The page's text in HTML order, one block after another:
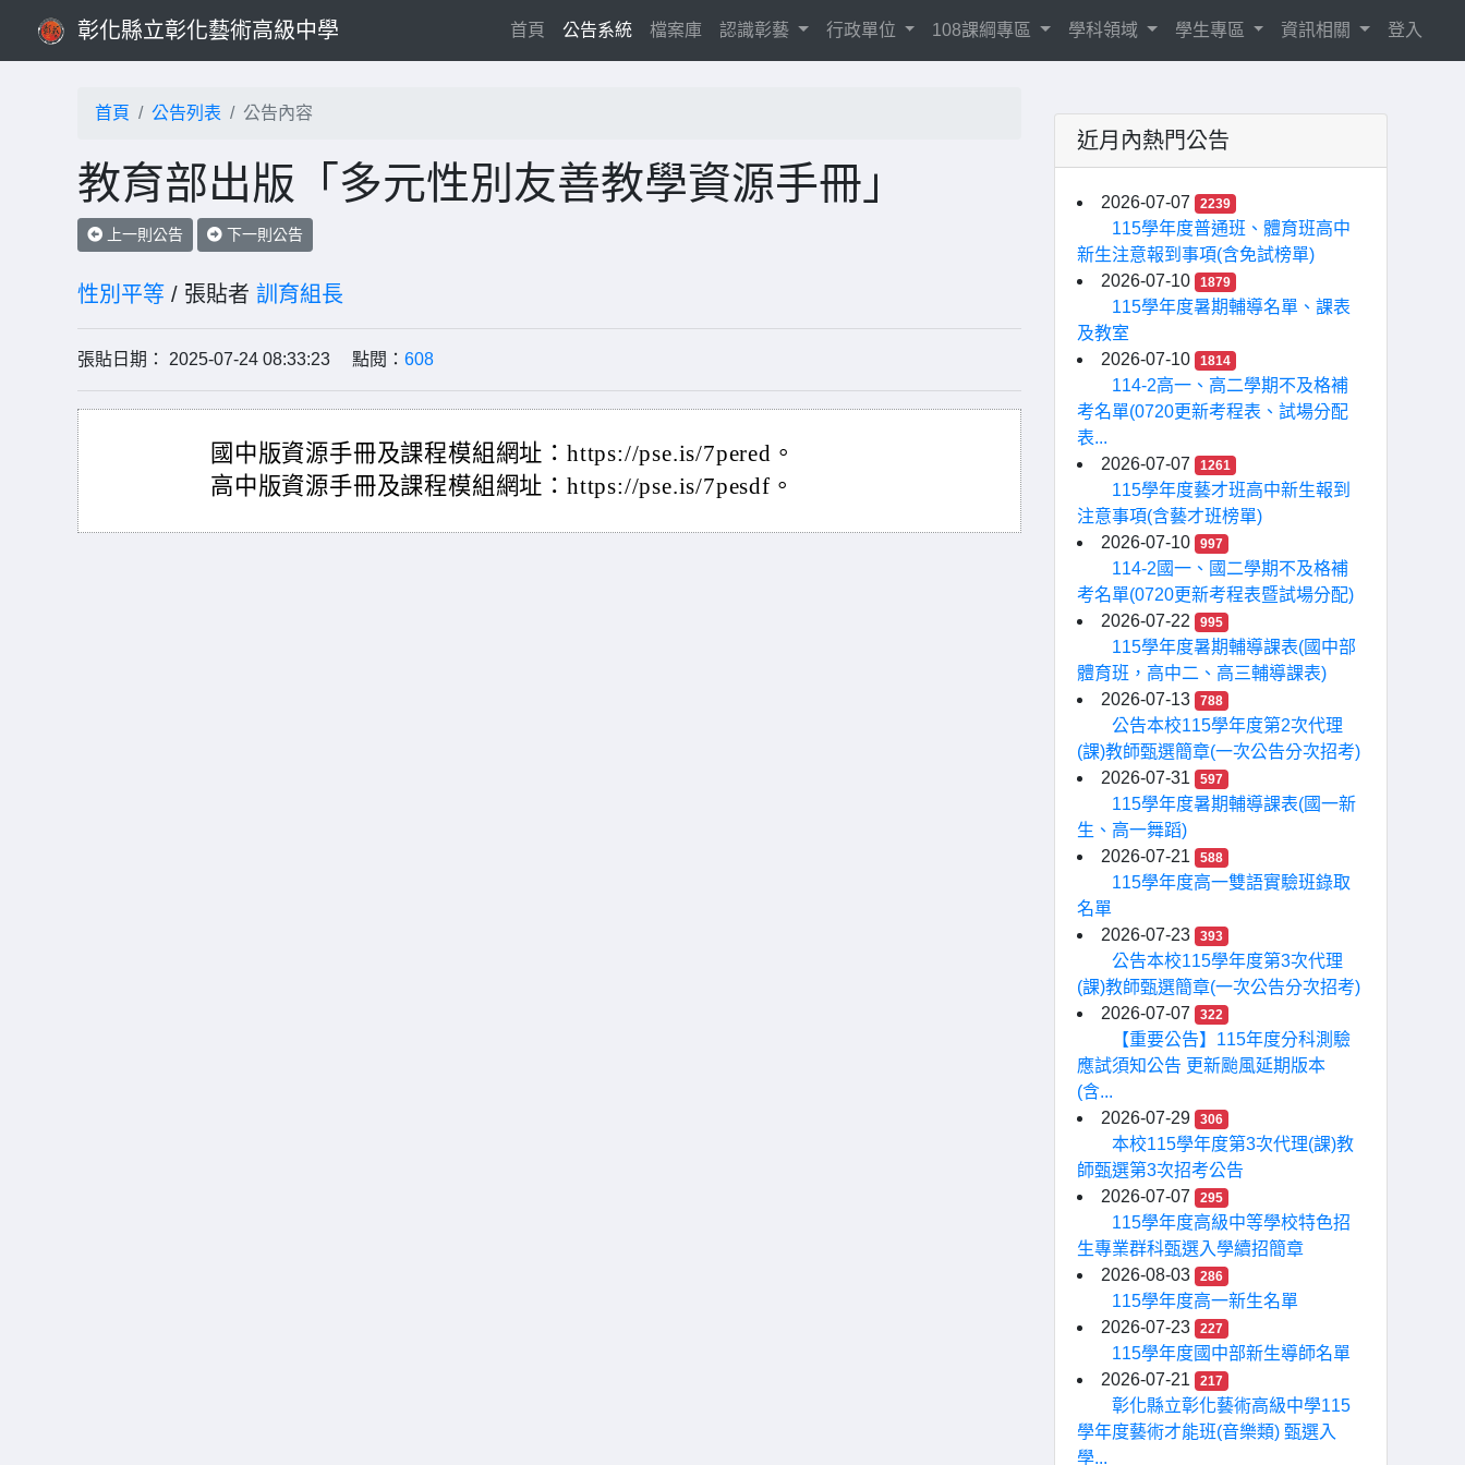
彰化縣立彰化藝術高級中學 首頁(current)
公告系統 檔案庫 認識彰藝 行政單位 108課綱專區 學科領域 學生專區 資訊相關 登入
首頁 公告列表 公告內容
教育部出版「多元性別友善教學資源手冊」
上一則公告 下一則公告
性別平等 / 張貼者 訓育組長
張貼日期： 2025-07-24 08:33:23 點閱： 608
國中版資源手冊及課程模組網址：https://pse.is/7pered。
高中版資源手冊及課程模組網址：https://pse.is/7pesdf。
近月內熱門公告
2026-07-07 2239
115學年度普通班、體育班高中
新生注意報到事項(含免試榜單)
2026-07-10
1879
115學年度暑期輔導名單、課表
及教室
2026-07-10
1814
114-2高一、高二學期不及格補
考名單(0720更新考程表、試場分配
表...
2026-07-07
1261
115學年度藝才班高中新生報到
注意事項(含藝才班榜單)
2026-07-10
997
114-2國一、國二學期不及格補
考名單(0720更新考程表暨試場分配)
2026-07-22
995
115學年度暑期輔導課表(國中部
體育班，高中二、高三輔導課表)
2026-07-13
788
公告本校115學年度第2次代理
(課)教師甄選簡章(一次公告分次招考)
2026-07-31
597
115學年度暑期輔導課表(國一新
生、高一舞蹈)
2026-07-21
588
115學年度高一雙語實驗班錄取
名單
2026-07-23
393
公告本校115學年度第3次代理
(課)教師甄選簡章(一次公告分次招考)
2026-07-07
322
【重要公告】115年度分科測驗
應試須知公告 更新颱風延期版本
(含...
2026-07-29
306
本校115學年度第3次代理(課)教
師甄選第3次招考公告
2026-07-07
295
115學年度高級中等學校特色招
生專業群科甄選入學續招簡章
2026-08-03
286
115學年度高一新生名單
2026-07-23
227
115學年度國中部新生導師名單
2026-07-21
217
彰化縣立彰化藝術高級中學115
學年度藝術才能班(音樂類) 甄選入
學...